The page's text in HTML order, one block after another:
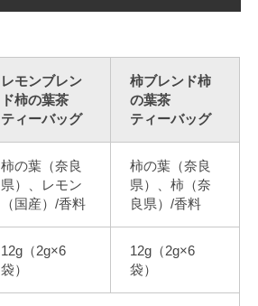
レモンブレン
ド柿の葉茶
ティーバッグ
柿ブレンド柿
の葉茶
ティーバッグ
柿の葉（奈良
県）、レモン
（国産）/香料
柿の葉（奈良
県）、柿（奈
良県）/香料
12g（2g×6
袋）
12g（2g×6
袋）